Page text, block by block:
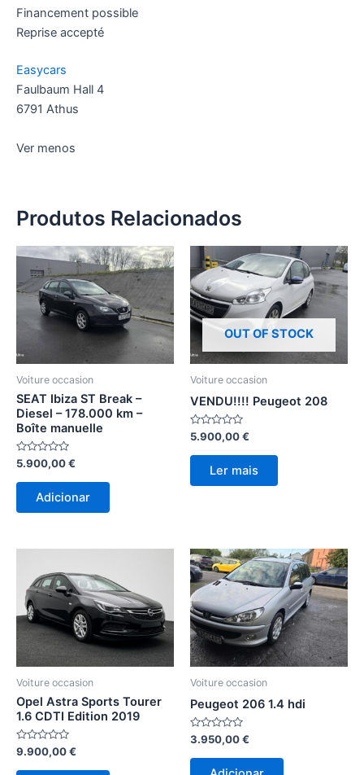
Financement possible
Reprise accepté
Easycars
Faulbaum Hall 4
6791 Athus
Ver menos
Produtos Relacionados
Voiture occasion
SEAT Ibiza ST Break –
Diesel – 178.000 km –
Boîte manuelle
Avaliação
0
de
5.900,00€
Adicionar
OUT OF STOCK
Voiture occasion
VENDU!!!! Peugeot 208
Avaliação
0
de
5.900,00€
Ler mais
Voiture occasion
Opel Astra Sports Tourer
1.6 CDTI Edition 2019
Avaliação
0
de
9.900,00€
Voiture occasion
Peugeot 206 1.4 hdi
Avaliação
0
de
3.950,00€